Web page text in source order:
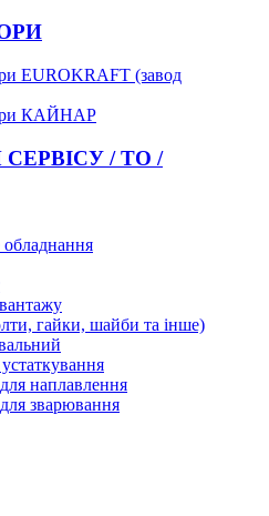
EUROKRAFT (завод
КАЙНАР
СЕРВІСУ / ТО /
гайки, шайби та інше)
наплавлення
зварювання